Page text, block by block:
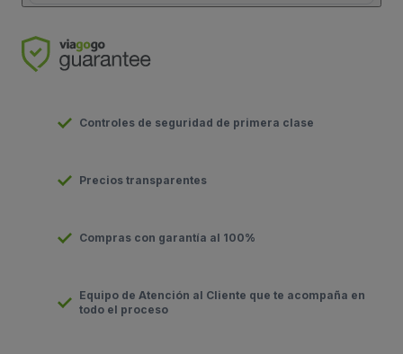
Controles de seguridad de primera clase
Precios transparentes
Compras con garantía al 100%
Equipo de Atención al Cliente que te acompaña en
todo el proceso